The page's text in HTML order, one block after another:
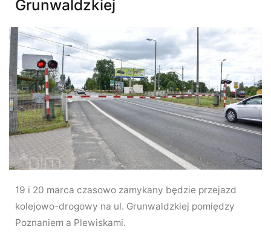
Grunwaldzkiej
19 i 20 marca czasowo zamykany będzie przejazd
kolejowo-drogowy na ul. Grunwaldzkiej pomiędzy
Poznaniem a Plewiskami.